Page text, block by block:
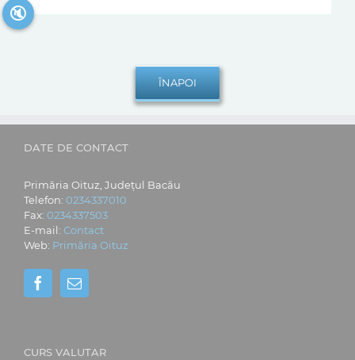
DATE DE CONTACT
Primăria Oituz, Județul Bacău
Telefon: 0234337010
Fax: 0234337503
E-mail: Contact
Web: Primăria Oituz
CURS VALUTAR
🔇